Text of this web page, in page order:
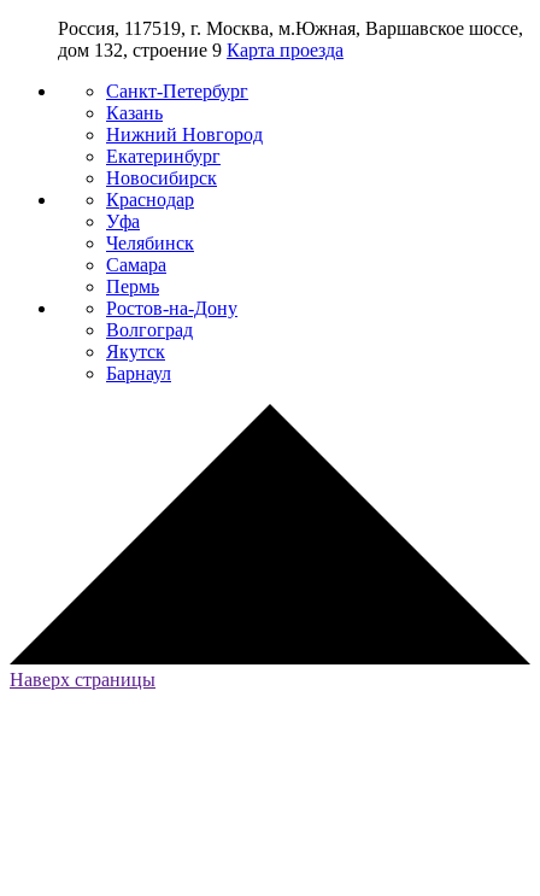
Россия, 117519, г. Москва, м.Южная, Варшавское шоссе,
дом 132, строение 9 Карта проезда
Санкт-Петербург
Казань
Нижний Новгород
Екатеринбург
Новосибирск
Краснодар
Уфа
Челябинск
Самара
Пермь
Ростов-на-Дону
Волгоград
Якутск
Барнаул
Наверх страницы